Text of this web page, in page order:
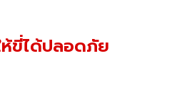
ขี่ได้ปลอดภัย